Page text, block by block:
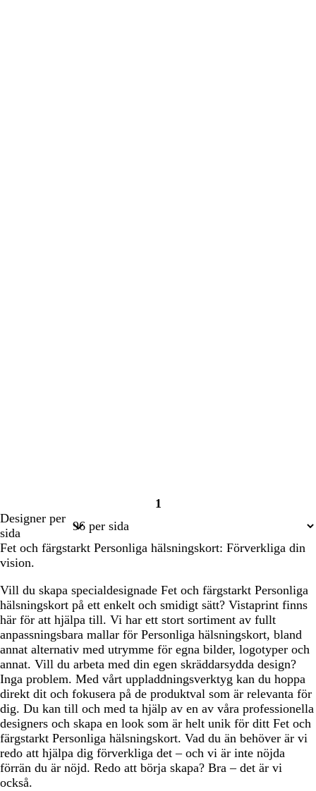
Sida
1
Designer per
sida
Fet och färgstarkt Personliga hälsningskort: Förverkliga din
vision.
Vill du skapa specialdesignade Fet och färgstarkt Personliga
hälsningskort på ett enkelt och smidigt sätt? Vistaprint finns
här för att hjälpa till. Vi har ett stort sortiment av fullt
anpassningsbara mallar för Personliga hälsningskort, bland
annat alternativ med utrymme för egna bilder, logotyper och
annat. Vill du arbeta med din egen skräddarsydda design?
Inga problem. Med vårt uppladdningsverktyg kan du hoppa
direkt dit och fokusera på de produktval som är relevanta för
dig. Du kan till och med ta hjälp av en av våra professionella
designers och skapa en look som är helt unik för ditt Fet och
färgstarkt Personliga hälsningskort. Vad du än behöver är vi
redo att hjälpa dig förverkliga det – och vi är inte nöjda
förrän du är nöjd. Redo att börja skapa? Bra – det är vi
också.